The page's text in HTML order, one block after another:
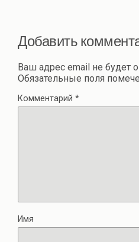
Добавить
Ваш адрес email не будет
Обязательные поля
Комментарий *
Имя